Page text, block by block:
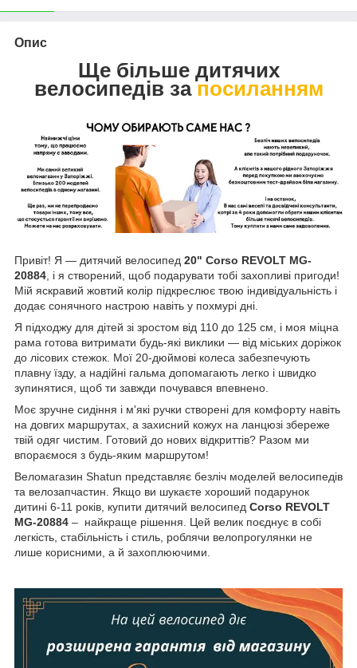
Опис
Ще більше дитячих
велосипедів запосиланням
Привіт! Я — дитячий велосипед 20" Corso REVOLT MG-
20884, і я створений, щоб подарувати тобі захопливі пригоди!
Мій яскравий жовтий колір підкреслює твою індивідуальність і
додає сонячного настрою навіть у похмурі дні.
Я підходжу для дітей зі зростом від 110 до 125 см, і моя міцна
рама готова витримати будь-які виклики — від міських доріжок
до лісових стежок. Мої 20-дюймові колеса забезпечують
плавну їзду, а надійні гальма допомагають легко і швидко
зупинятися, щоб ти завжди почувався впевнено.
Моє зручне сидіння і м'які ручки створені для комфорту навіть
на довгих маршрутах, а захисний кожух на ланцюзі збереже
твій одяг чистим. Готовий до нових відкриттів? Разом ми
впораємося з будь-яким маршрутом!
Веломагазин Shatun представляє безліч моделей велосипедів
та велозапчастин. Якщо ви шукаєте хороший подарунок
дитині 6-11 років, купити дитячий велосипед Corso REVOLT
MG-20884 – найкраще рішення. Цей велик поєднує в собі
легкість, стабільність і стиль, роблячи велопрогулянки не
лише корисними, а й захоплюючими.